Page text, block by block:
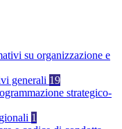
su organizzazione e
generali 19
strategico-
1